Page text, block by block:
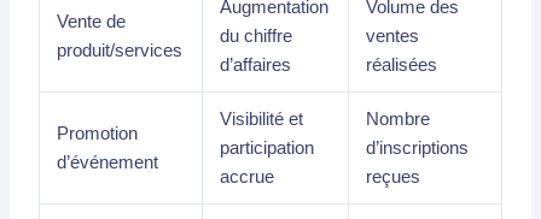
Vente de
produit/services
Augmentation
du chiffre
d’affaires
Volume des
ventes
réalisées
Promotion
d’événement
Visibilité et
participation
accrue
Nombre
d’inscriptions
reçues